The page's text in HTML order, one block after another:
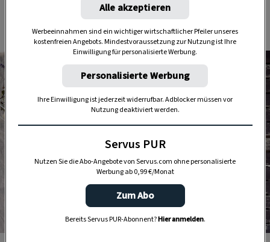
Das braucht's
Foto: Stephan Zenz
Alle akzeptieren
Werbeeinnahmen sind ein wichtiger wirtschaftlicher Pfeiler unseres
kostenfreien Angebots. Mindestvoraussetzung zur Nutzung ist Ihre
Einwilligung für personalisierte Werbung.
Personalisierte Werbung
Ihre Einwilligung ist jederzeit widerrufbar. Adblocker müssen vor
Nutzung deaktiviert werden.
Servus PUR
Nutzen Sie die Abo-Angebote von Servus.com ohne personalisierte
Werbung ab 0,99 €/Monat
Zum Abo
Bereits Servus PUR-Abonnent?Hier anmelden.